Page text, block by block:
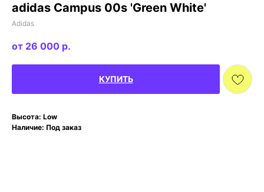
adidas Campus 00s 'Green White'
Adidas
26 000 р.
КУПИТЬ
Высота: Low
Наличие: Под заказ